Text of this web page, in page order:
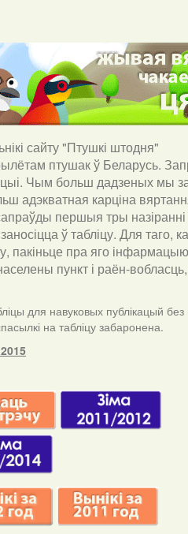
сайту "Птушкі штодня"
птушак ў Беларусь.
Чым больш дадзеных мы
адэкватная карціна
першыя тры
ў табліцу. Для таго,
пакіньце пра яго
пункт і раён-
для навуковых публікацый без
на табліцу забаронена.